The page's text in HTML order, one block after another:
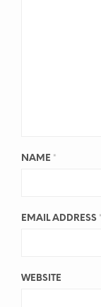
NAME *
EMAIL ADDRESS *
WEBSITE